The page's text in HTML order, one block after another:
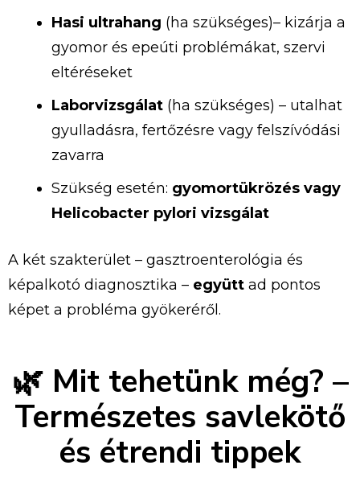
Hasi ultrahang (ha szükséges)– kizárja a
gyomor és epeúti problémákat, szervi
eltéréseket
Laborvizsgálat (ha szükséges) – utalhat
gyulladásra, fertőzésre vagy felszívódási
zavarra
Szükség esetén: gyomortükrözés vagy
Helicobacter pylori vizsgálat
A két szakterület – gasztroenterológia és
képalkotó diagnosztika – együtt ad pontos
képet a probléma gyökeréről.
🌿 Mit tehetünk még? –
Természetes savlekötő
és étrendi tippek